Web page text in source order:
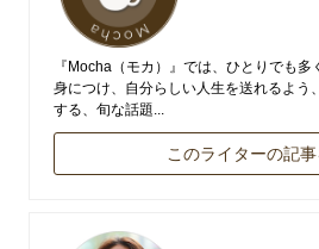
『Mocha（モカ）』では、ひとりでも
身につけ、自分らしい人生を送れるよう
する、旬な話題...
このライターの記